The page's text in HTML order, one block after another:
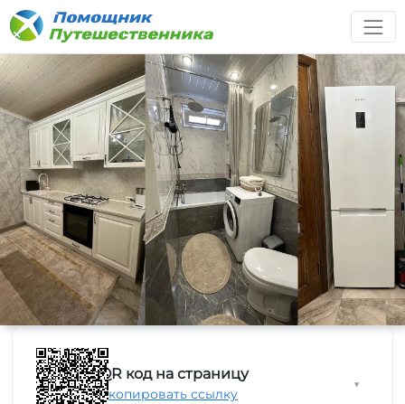
QR код на страницу
Скопировать ссылку
▼